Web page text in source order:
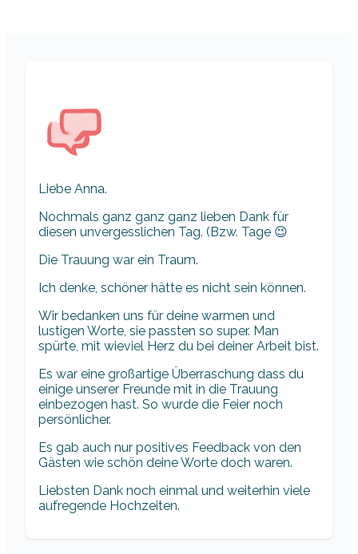
Liebe Anna.
Nochmals ganz ganz ganz lieben Dank für
diesen unvergesslichen Tag. (Bzw. Tage 😉
Die Trauung war ein Traum.
Ich denke, schöner hätte es nicht sein können.
Wir bedanken uns für deine warmen und
lustigen Worte, sie passten so super. Man
spürte, mit wieviel Herz du bei deiner Arbeit bist.
Es war eine großartige Überraschung dass du
einige unserer Freunde mit in die Trauung
einbezogen hast. So wurde die Feier noch
persönlicher.
Es gab auch nur positives Feedback von den
Gästen wie schön deine Worte doch waren.
Liebsten Dank noch einmal und weiterhin viele
aufregende Hochzeiten.